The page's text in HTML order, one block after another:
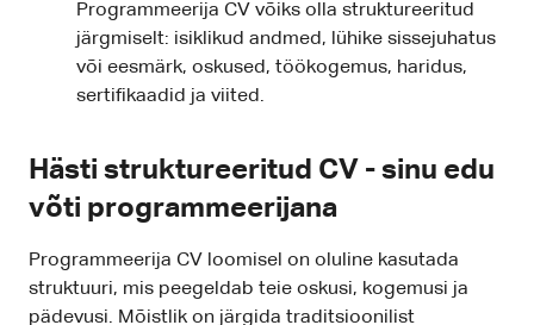
Programmeerija CV võiks olla struktureeritud
järgmiselt: isiklikud andmed, lühike sissejuhatus
või eesmärk, oskused, töökogemus, haridus,
sertifikaadid ja viited.
Hästi struktureeritud CV - sinu edu
võti programmeerijana
Programmeerija CV loomisel on oluline kasutada
struktuuri, mis peegeldab teie oskusi, kogemusi ja
pädevusi. Mõistlik on järgida traditsioonilist